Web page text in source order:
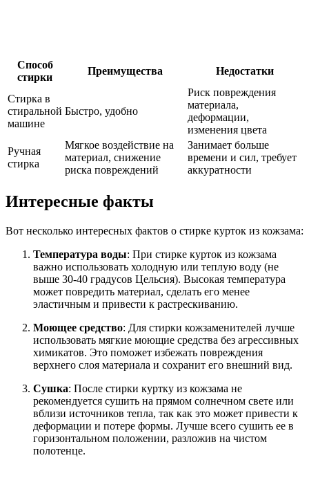
Способ
стирки
Преимущества Недостатки
Стирка в
стиральной
машине
Быстро, удобно
Риск повреждения
материала,
деформации,
изменения цвета
Ручная
стирка
Мягкое воздействие на
материал, снижение
риска повреждений
Занимает больше
времени и сил, требует
аккуратности
Интересные факты
Вот несколько интересных фактов о стирке курток из кожзама:
Температура воды: При стирке курток из кожзама
важно использовать холодную или теплую воду (не
выше 30-40 градусов Цельсия). Высокая температура
может повредить материал, сделать его менее
эластичным и привести к растрескиванию.
Моющее средство: Для стирки кожзаменителей лучше
использовать мягкие моющие средства без агрессивных
химикатов. Это поможет избежать повреждения
верхнего слоя материала и сохранит его внешний вид.
Сушка: После стирки куртку из кожзама не
рекомендуется сушить на прямом солнечном свете или
вблизи источников тепла, так как это может привести к
деформации и потере формы. Лучше всего сушить ее в
горизонтальном положении, разложив на чистом
полотенце.